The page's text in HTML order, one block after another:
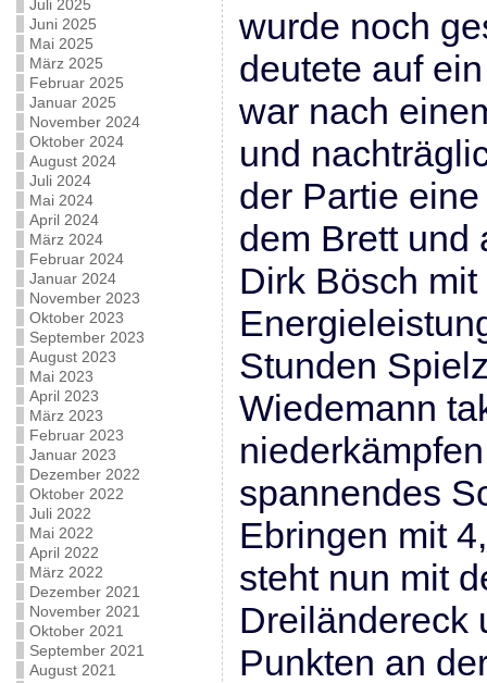
Juli 2025
Juni 2025
Mai 2025
März 2025
Februar 2025
Januar 2025
November 2024
Oktober 2024
August 2024
Juli 2024
Mai 2024
April 2024
März 2024
Februar 2024
Januar 2024
November 2023
Oktober 2023
September 2023
August 2023
Mai 2023
April 2023
März 2023
Februar 2023
Januar 2023
Dezember 2022
Oktober 2022
Juli 2022
Mai 2022
April 2022
März 2022
Dezember 2021
November 2021
Oktober 2021
September 2021
August 2021
wurde noch
deutete auf
war nach
und
der Partie
dem Brett und
Dirk Bösch
Stunden
Wiedemann
spannendes
Ebringen mit
steht nun mit
Dreiländereck
Punkten an